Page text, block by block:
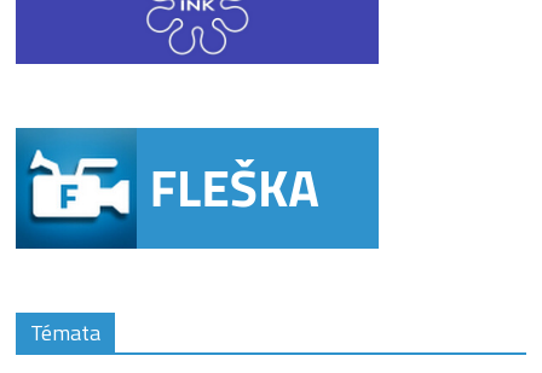
Témata